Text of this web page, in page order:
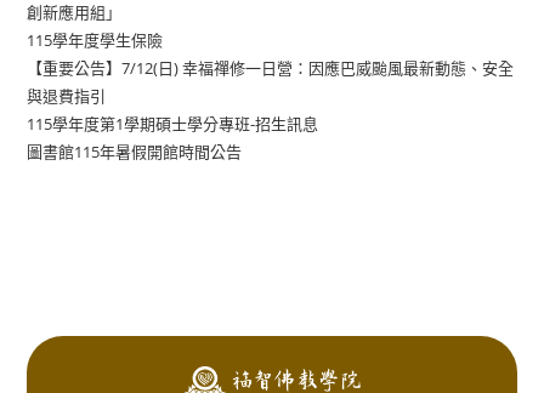
創新應用組」
115學年度學生保險
【重要公告】7/12(日) 幸福禪修一日營：因應巴威颱風最新動態、安全
與退費指引
115學年度第1學期碩士學分專班-招生訊息
圖書館115年暑假開館時間公告